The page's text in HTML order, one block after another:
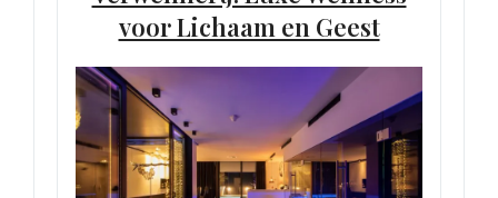
voor Lichaam en Geest